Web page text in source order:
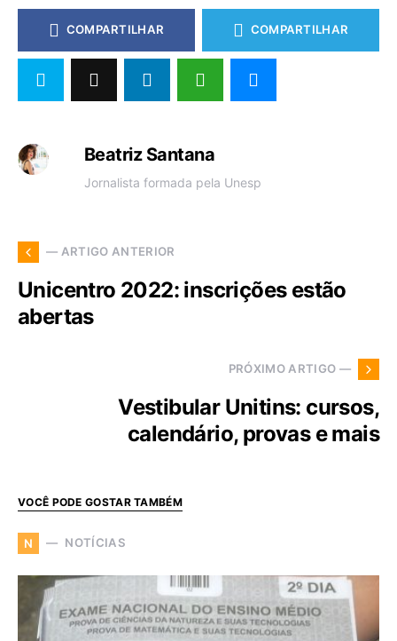
COMPARTILHAR COMPARTILHAR
Beatriz Santana
Jornalista formada pela Unesp
— ARTIGO ANTERIOR
Unicentro 2022: inscrições estão
abertas
PRÓXIMO ARTIGO —
Vestibular Unitins: cursos,
calendário, provas e mais
VOCÊ PODE GOSTAR TAMBÉM
N NOTÍCIAS